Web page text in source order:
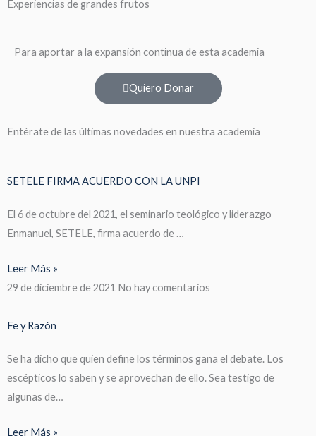
Experiencias de grandes frutos
Para aportar a la expansión continua de esta academia
Quiero Donar
Entérate de las últimas novedades en nuestra academia
SETELE FIRMA ACUERDO CON LA UNPI
El 6 de octubre del 2021, el seminario teológico y liderazgo
Enmanuel, SETELE, firma acuerdo de …
Leer Más »
29 de diciembre de 2021 No hay comentarios
Fe y Razón
Se ha dicho que quien define los términos gana el debate. Los
escépticos lo saben y se aprovechan de ello. Sea testigo de
algunas de…
Leer Más »